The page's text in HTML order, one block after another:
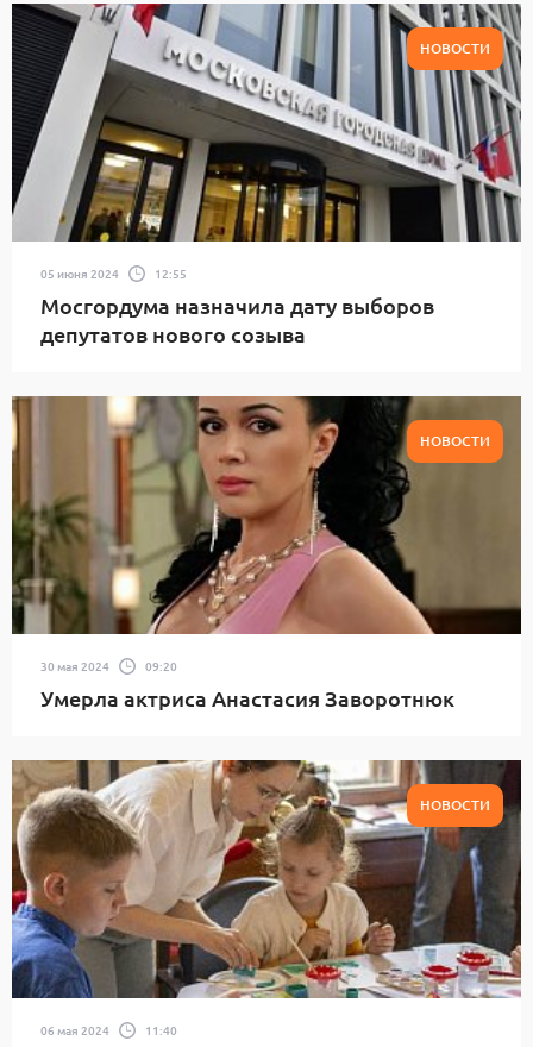
НОВОСТИ
05 июня 2024 12:55
Мосгордума назначила дату выборов
депутатов нового созыва
НОВОСТИ
30 мая 2024 09:20
Умерла актриса Анастасия Заворотнюк
НОВОСТИ
06 мая 2024 11:40